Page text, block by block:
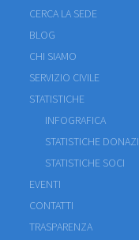
CERCA LA SEDE
BLOG
CHI SIAMO
SERVIZIO CIVILE
STATISTICHE
INFOGRAFICA
STATISTICHE
STATISTICHE SOCI
EVENTI
CONTATTI
TRASPARENZA